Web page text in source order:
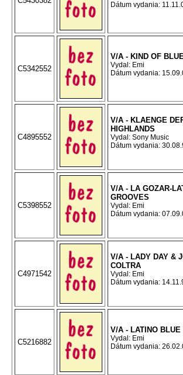
Dátum vydania:
C5342552
V/A - KIND OF
Vydal: Emi
Dátum vydania:
C4895552
V/A - KLAENGE
HIGHLANDS
Vydal: Sony Music
Dátum vydania:
C5398552
V/A - LA GOZAR-
GROOVES
Vydal: Emi
Dátum vydania:
C4971542
V/A - LADY DAY &
COLTRA
Vydal: Emi
Dátum vydania:
C5216882
V/A - LATINO BLUE
Vydal: Emi
Dátum vydania: